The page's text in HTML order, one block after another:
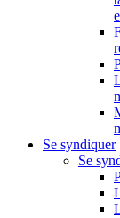
Se syndiquer
Se